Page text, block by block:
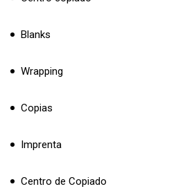
Blanks
Wrapping
Copias
Imprenta
Centro de Copiado